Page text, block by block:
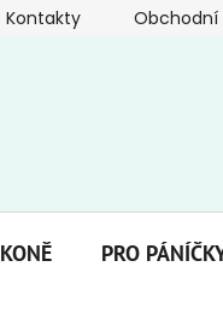
Kontakty
KONĚ PRO